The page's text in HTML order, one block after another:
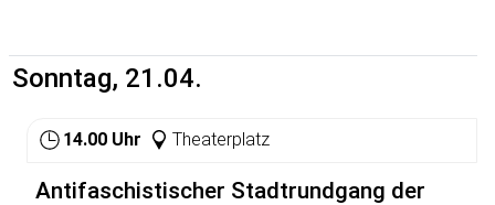
Sonntag, 21.04.
14.00 Uhr Theaterplatz
Antifaschistischer Stadtrundgang der